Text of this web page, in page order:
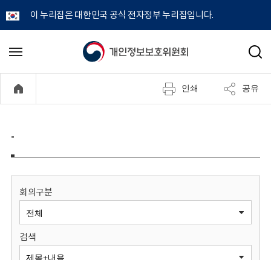
이 누리집은 대한민국 공식 전자정부 누리집입니다.
개
정
보
원
메
기
검
인쇄 공유
-
회의구분
검색